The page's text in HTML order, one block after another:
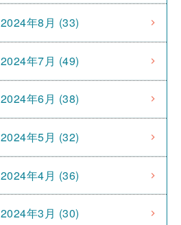
2024年8月 (33)
2024年7月 (49)
2024年6月 (38)
2024年5月 (32)
2024年4月 (36)
2024年3月 (30)